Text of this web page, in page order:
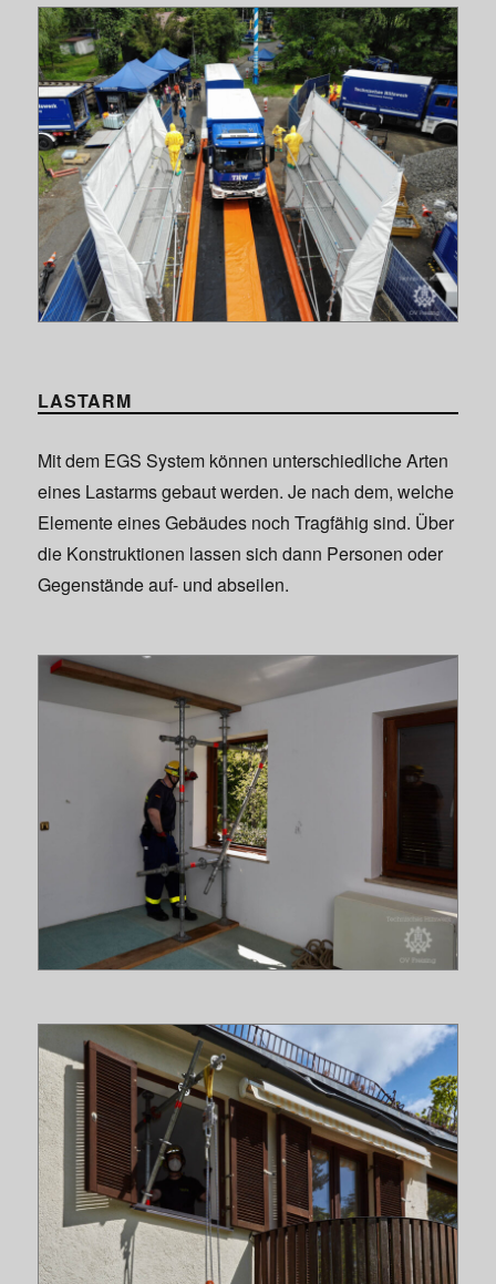
LASTARM
Mit dem EGS System können unterschiedliche Arten
eines Lastarms gebaut werden. Je nach dem, welche
Elemente eines Gebäudes noch Tragfähig sind. Über
die Konstruktionen lassen sich dann Personen oder
Gegenstände auf- und abseilen.